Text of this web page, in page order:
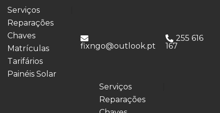
Serviços
Reparações
Chaves
Matrículas
Tarifários
Painéis Solar
fixngo@outlook.pt
255 616
167
Serviços
Reparações